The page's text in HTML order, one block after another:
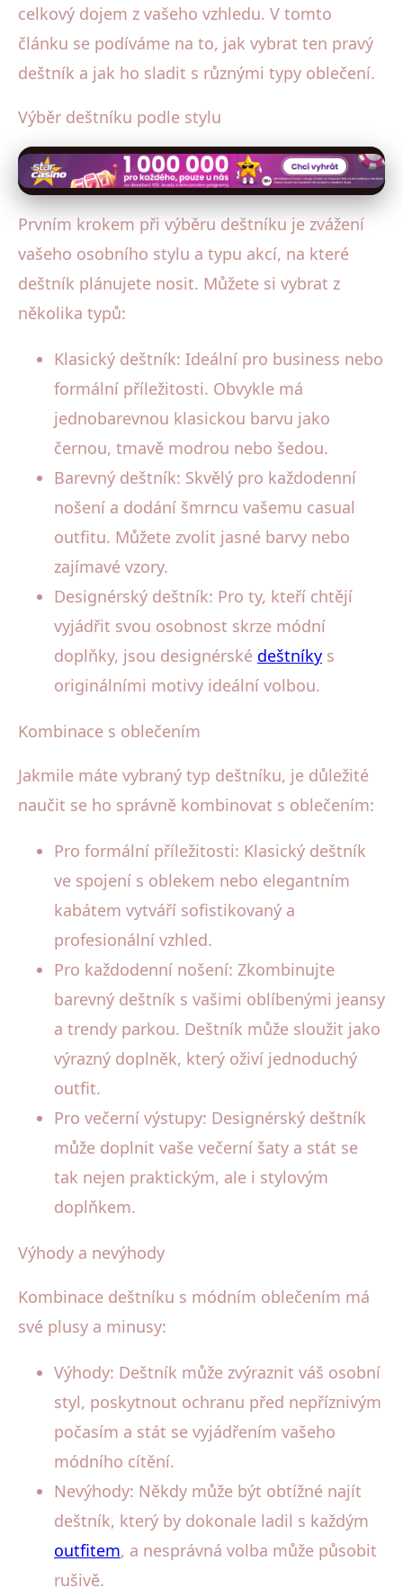
celkový dojem z vašeho vzhledu. V tomto
článku se podíváme na to, jak vybrat ten pravý
deštník a jak ho sladit s různými typy oblečení.
Výběr deštníku podle stylu
Prvním krokem při výběru deštníku je zvážení
vašeho osobního stylu a typu akcí, na které
deštník plánujete nosit. Můžete si vybrat z
několika typů:
Klasický deštník: Ideální pro business nebo
formální příležitosti. Obvykle má
jednobarevnou klasickou barvu jako
černou, tmavě modrou nebo šedou.
Barevný deštník: Skvělý pro každodenní
nošení a dodání šmrncu vašemu casual
outfitu. Můžete zvolit jasné barvy nebo
zajímavé vzory.
Designérský deštník: Pro ty, kteří chtějí
vyjádřit svou osobnost skrze módní
doplňky, jsou designérské deštníky s
originálními motivy ideální volbou.
Kombinace s oblečením
Jakmile máte vybraný typ deštníku, je důležité
naučit se ho správně kombinovat s oblečením:
Pro formální příležitosti: Klasický deštník
ve spojení s oblekem nebo elegantním
kabátem vytváří sofistikovaný a
profesionální vzhled.
Pro každodenní nošení: Zkombinujte
barevný deštník s vašimi oblíbenými jeansy
a trendy parkou. Deštník může sloužit jako
výrazný doplněk, který oživí jednoduchý
outfit.
Pro večerní výstupy: Designérský deštník
může doplnit vaše večerní šaty a stát se
tak nejen praktickým, ale i stylovým
doplňkem.
Výhody a nevýhody
Kombinace deštníku s módním oblečením má
své plusy a minusy:
Výhody: Deštník může zvýraznit váš osobní
styl, poskytnout ochranu před nepříznivým
počasím a stát se vyjádřením vašeho
módního cítění.
Nevýhody: Někdy může být obtížné najít
deštník, který by dokonale ladil s každým
outfitem, a nesprávná volba může působit
rušivě.